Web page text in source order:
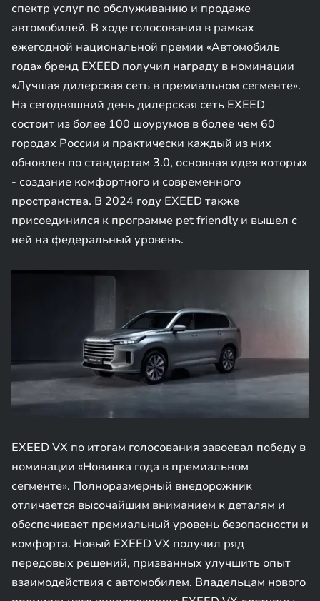
спектр услуг по обслуживанию и продаже
автомобилей. В ходе голосования в рамках
ежегодной национальной премии «Автомобиль
года» бренд EXEED получил награду в номинации
«Лучшая дилерская сеть в премиальном сегменте».
На сегодняшний день дилерская сеть EXEED
состоит из более 100 шоурумов в более чем 60
городах России и практически каждый из них
обновлен по стандартам 3.0, основная идея которых
- создание комфортного и современного
пространства. В 2024 году EXEED также
присоединился к программе pet friendly и вышел с
ней на федеральный уровень.
EXEED VX по итогам голосования завоевал победу в
номинации «Новинка года в премиальном
сегменте». Полноразмерный внедорожник
отличается высочайшим вниманием к деталям и
обеспечивает премиальный уровень безопасности и
комфорта. Новый EXEED VX получил ряд
передовых решений, призванных улучшить опыт
взаимодействия с автомобилем. Владельцам нового